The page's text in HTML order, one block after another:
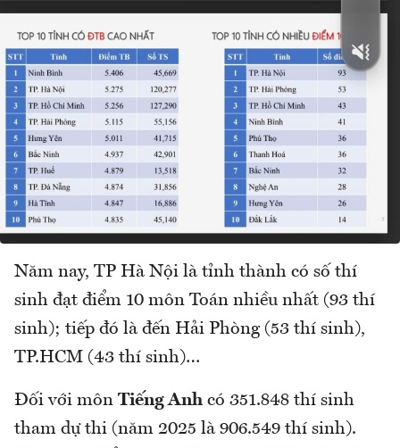
Năm nay, TP Hà Nội là tỉnh thành có số thí
sinh đạt điểm 10 môn Toán nhiều nhất (93 thí
sinh); tiếp đó là đến Hải Phòng (53 thí sinh),
TP.HCM (43 thí sinh)…
Đối với môn Tiếng Anh có 351.848 thí sinh
tham dự thi (năm 2025 là 906.549 thí sinh).